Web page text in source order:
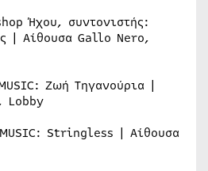
Ήχου, συντονιστής:
| Αίθουσα Gallo Nero,
Ζωή Τηγανούρια |
Lobby
Stringless | Αίθουσα